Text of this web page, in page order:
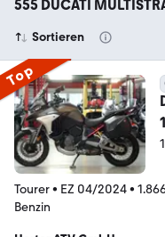
555 DUCATI
Sortieren
Top
Tourer• EZ 04/2024•
Benzin